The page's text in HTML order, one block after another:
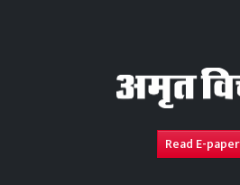
Read E-paper